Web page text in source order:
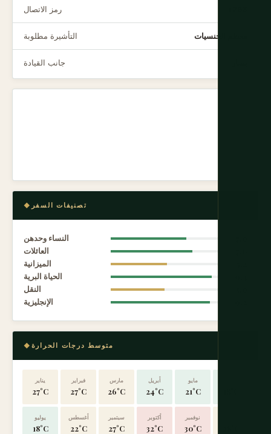
رمز الاتصال
التأشيرة مطلوبة معظم الجنسيات
جانب القيادة
تصنيفات السفر
النساء وحدهن
العائلات
الميزانية
الحياة البرية
النقل
الإنجليزية
متوسط درجات الحرارة
يناير
27°C
فبراير
27°C
مارس
26°C
أبريل
24°C
مايو
21°C
يوليو
18°C
أغسطس
22°C
سبتمبر
27°C
أكتوبر
32°C
نوفمبر
30°C